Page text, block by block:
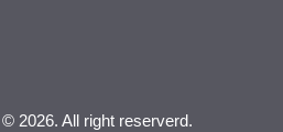
2026. All right reserverd.